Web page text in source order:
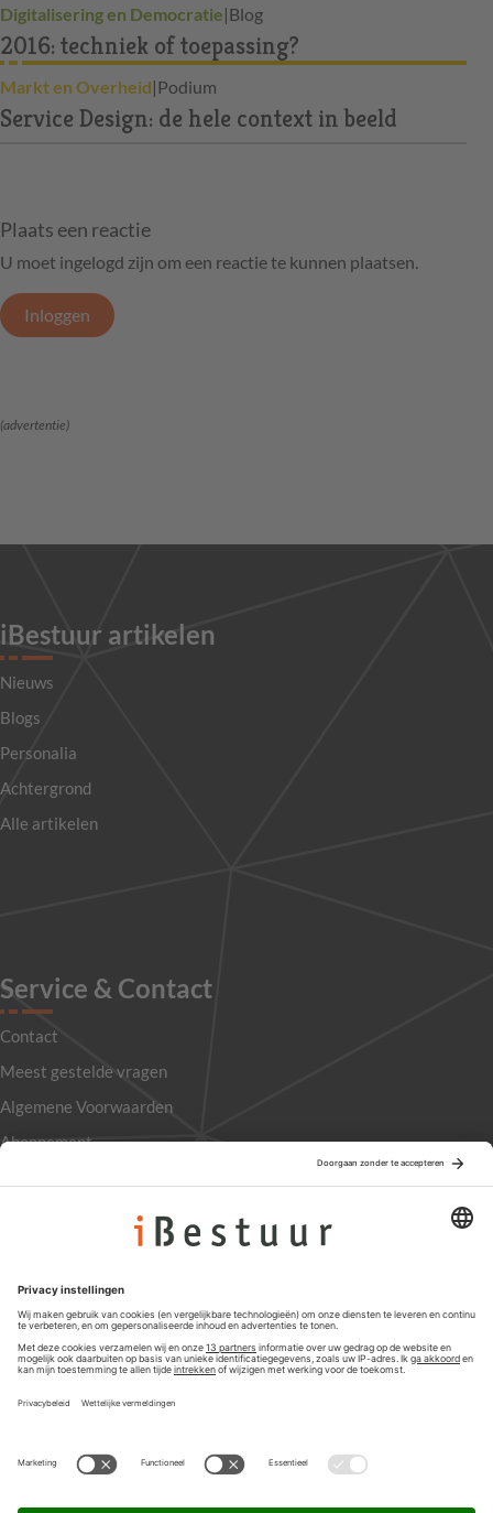
Digitalisering en Democratie|Blog
2016: techniek of toepassing?
Markt en Overheid|Podium
Service Design: de hele context in beeld
Plaats een reactie
U moet ingelogd zijn om een reactie te kunnen plaatsen.
Inloggen
(advertentie)
iBestuur artikelen
Nieuws
Blogs
Personalia
Achtergrond
Alle artikelen
Service & Contact
Contact
Meest gestelde vragen
Algemene Voorwaarden
Abonnement
Privacyinstellingen